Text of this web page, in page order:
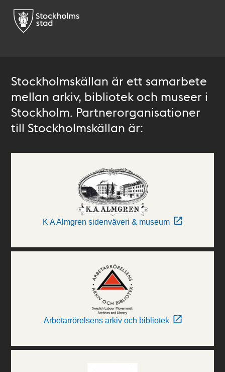
Stockholmskällan är ett samarbete
mellan arkiv, bibliotek och museer i
Stockholm. Partnerorganisationer
till Stockholmskällan är:
K A Almgren sidenväveri & museum
Arbetarrörelsens arkiv och bibliotek